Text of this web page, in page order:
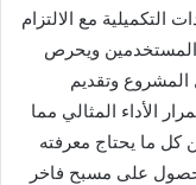
التكميلية مع الالتزام
المستخدمين ويحرص
وتقديم
الأداء المثالي مما
كل ما يحتاج معرفته
على مسبح فاخر